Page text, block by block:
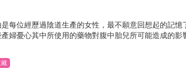
每位經歷過陰道生產的女性，最不願意回想起的記憶
婦憂心其中所使用的藥物對腹中胎兒所可能造成的影